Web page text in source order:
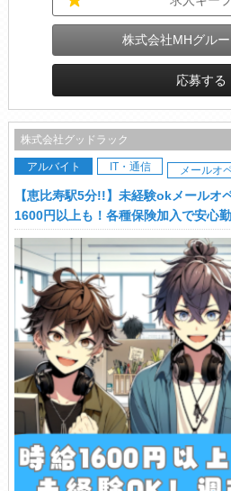
株式会社MHグル
応募する
株式会社グッドラック
アルバイト
IT・通信 メールオ
【恵比寿駅5分!!】未経験okメールオ
1600円以上も！各種保険加入で安心勤